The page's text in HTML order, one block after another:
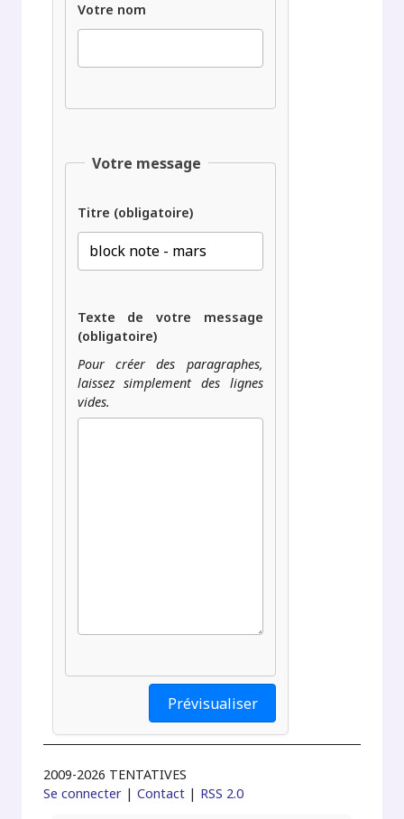
Votre nom
Votre message
Titre (obligatoire)
Texte de votre message
(obligatoire)
Pour créer des paragraphes,
laissez simplement des lignes
vides.
2009-2026 TENTATIVES
Se connecter |Contact | RSS 2.0